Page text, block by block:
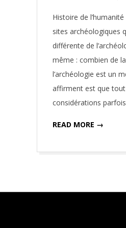
27
Histoire de
sites archéologiques
différente de
même : combien de
l’archéologie est un
affirment est que tout
considérations
READ MORE →